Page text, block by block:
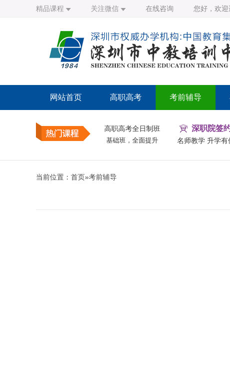
精品课程 关注微信 在线咨询 您好，欢迎
网站首页 高职高考 考前辅导
高职高考全日制班
基础班，全面提升
深职院签
名师教学 升学有
当前位置： 首页»考前辅导